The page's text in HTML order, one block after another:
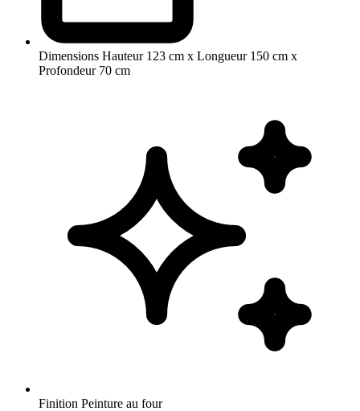
Dimensions Hauteur 123 cm x Longueur 150 cm x
Profondeur 70 cm
Finition Peinture au four